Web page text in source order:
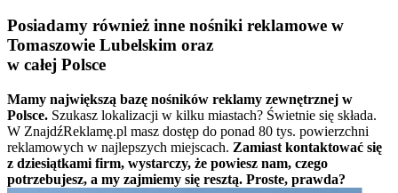
Posiadamy również inne nośniki reklamowe w
Tomaszowie Lubelskim oraz
w całej Polsce
Mamy największą bazę nośników reklamy zewnętrznej w
Polsce. Szukasz lokalizacji w kilku miastach? Świetnie się składa.
W ZnajdźReklamę.pl masz dostęp do ponad 80 tys. powierzchni
reklamowych w najlepszych miejscach. Zamiast kontaktować się
z dziesiątkami firm, wystarczy, że powiesz nam, czego
potrzebujesz, a my zajmiemy się resztą. Proste, prawda?